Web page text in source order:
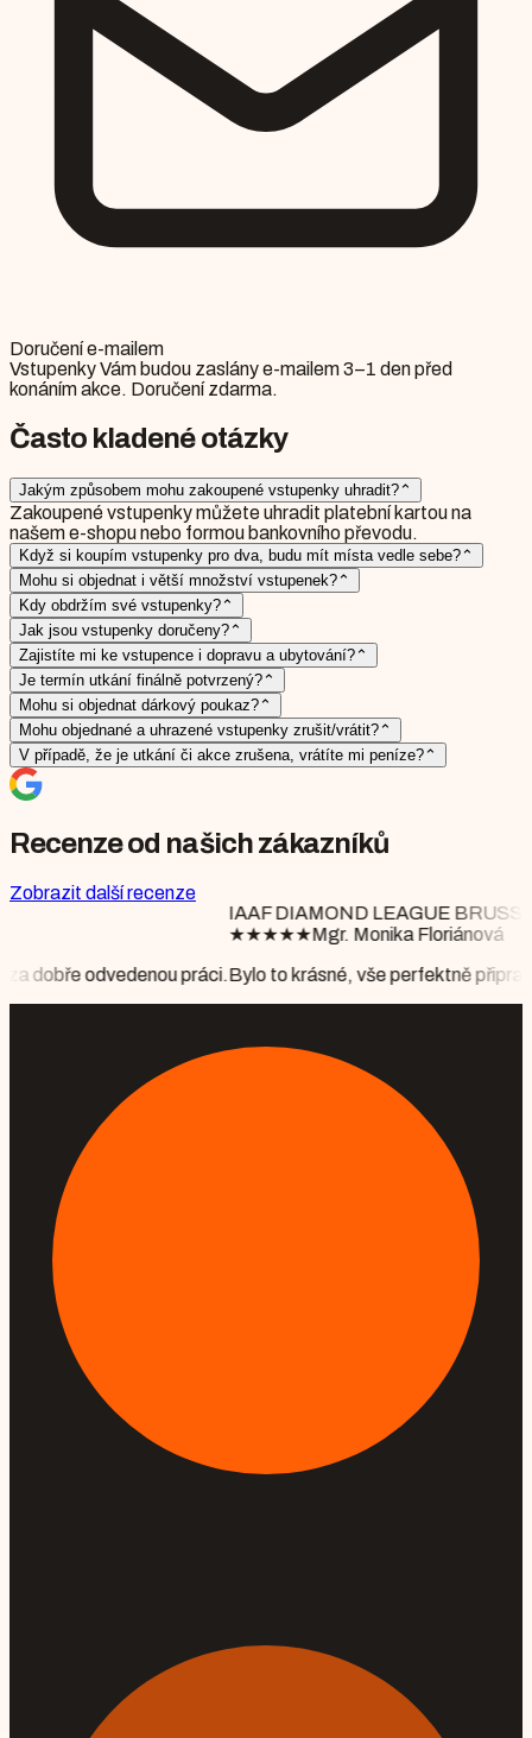
Doručení e-mailem
Vstupenky Vám budou zaslány e-mailem 3–1 den před
konáním akce. Doručení zdarma.
Často kladené otázky
Jakým způsobem mohu zakoupené vstupenky uhradit? ⌃
Zakoupené vstupenky můžete uhradit platební kartou na
našem e-shopu nebo formou bankovního převodu.
Když si koupím vstupenky pro dva, budu mít místa vedle sebe? ⌃
Mohu si objednat i větší množství vstupenek? ⌃
Kdy obdržím své vstupenky? ⌃
Jak jsou vstupenky doručeny? ⌃
Zajistíte mi ke vstupence i dopravu a ubytování? ⌃
Je termín utkání finálně potvrzený? ⌃
Mohu si objednat dárkový poukaz? ⌃
Mohu objednané a uhrazené vstupenky zrušit/vrátit? ⌃
V případě, že je utkání či akce zrušena, vrátíte mi peníze? ⌃
Recenze od našich zákazníků
Zobrazit další recenze
IAAF DIAMOND LEAGUE BRUSSELS
Mgr. Monika Floriánová
Bylo to krásné, vše perfektně připraveno, počasí nám